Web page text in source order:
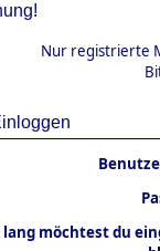
Nur registrierte
lang möchtest du